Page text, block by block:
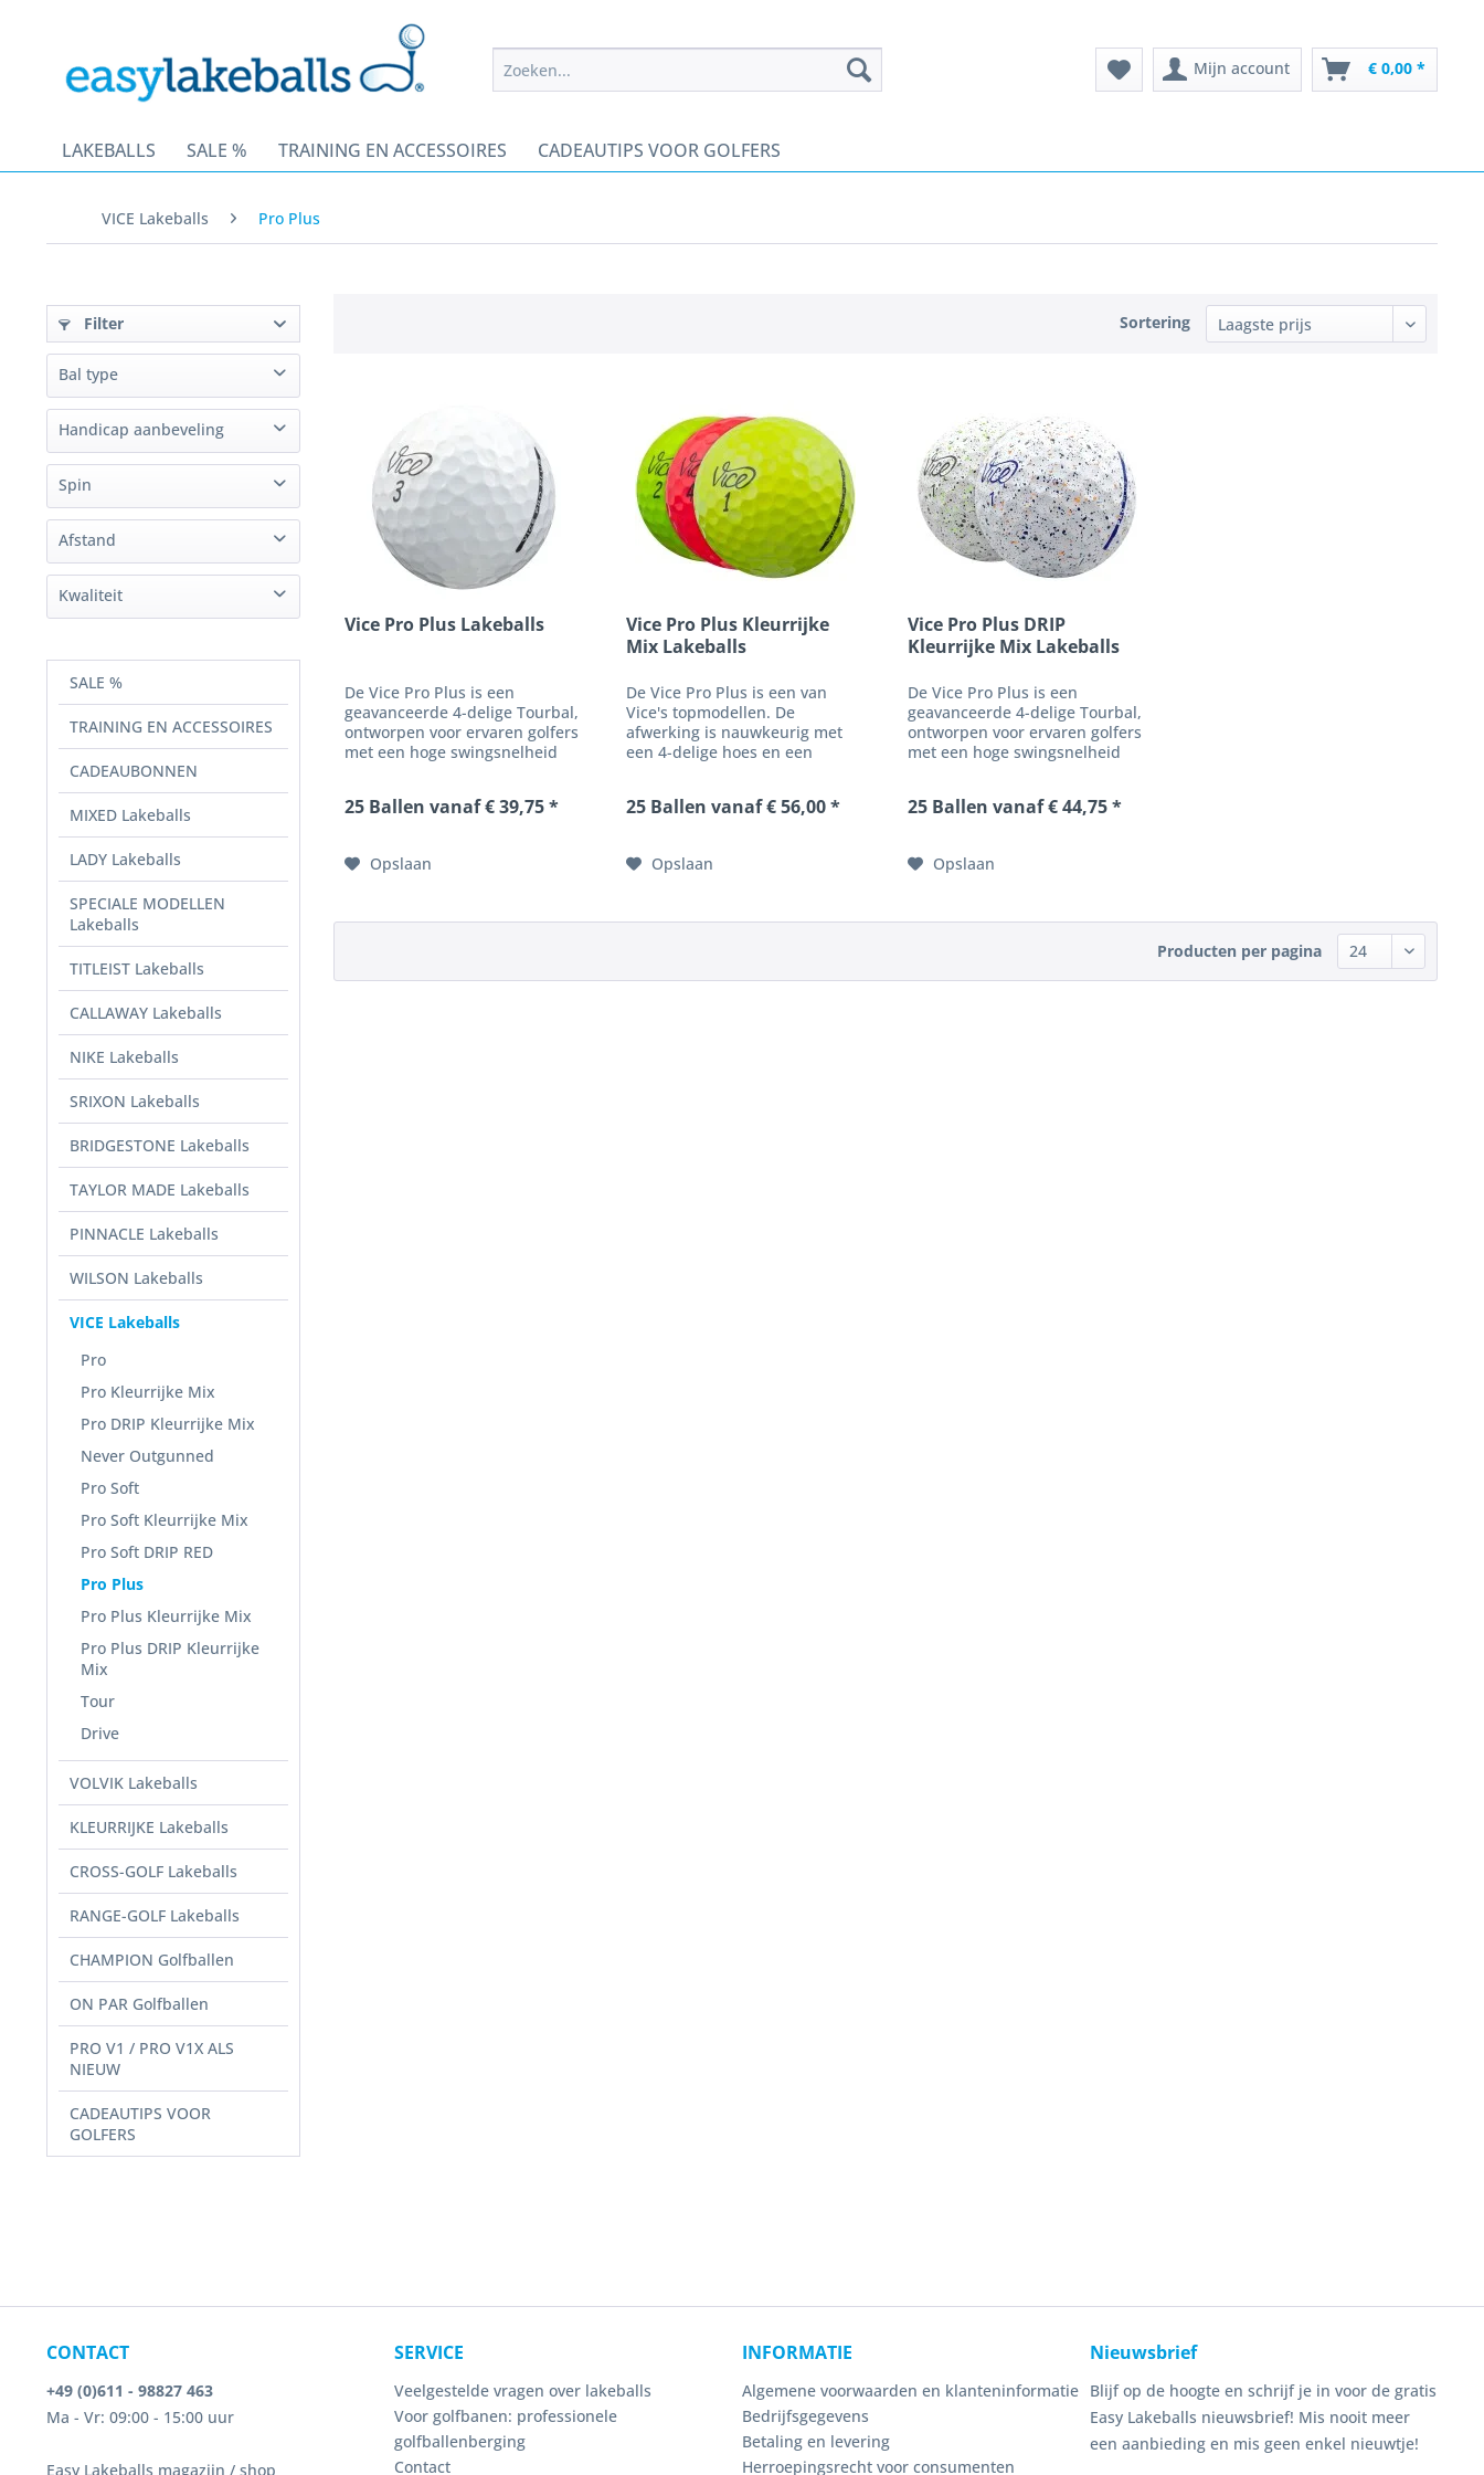
Mijn account € 0,00 *
LAKEBALLS SALE % TRAINING EN ACCESSOIRES CADEAUTIPS VOOR GOLFERS
VICE Lakeballs Pro Plus
Filter
Bal type
3-piece(1)
4-piece(2)
Handicap aanbeveling
vanaf 27(3)
vanaf 36
vanaf 9(3)
Spin
veel
Afstand
zeer ver
ver(1)
Kwaliteit
Kwaliteit AAAA / AAA
Kwaliteit AAA / AA(3)
SALE %
TRAINING EN ACCESSOIRES
CADEAUBONNEN
MIXED Lakeballs
LADY Lakeballs
SPECIALE MODELLEN
Lakeballs
TITLEIST Lakeballs
CALLAWAY Lakeballs
NIKE Lakeballs
SRIXON Lakeballs
BRIDGESTONE Lakeballs
TAYLOR MADE Lakeballs
PINNACLE Lakeballs
WILSON Lakeballs
VICE Lakeballs
Pro
Pro Kleurrijke Mix
Pro DRIP Kleurrijke Mix
Never Outgunned
Pro Soft
Pro Soft Kleurrijke Mix
Pro Soft DRIP RED
Pro Plus
Pro Plus Kleurrijke Mix
Pro Plus DRIP Kleurrijke
Mix
Tour
Drive
VOLVIK Lakeballs
KLEURRIJKE Lakeballs
CROSS-GOLF Lakeballs
RANGE-GOLF Lakeballs
CHAMPION Golfballen
ON PAR Golfballen
PRO V1 / PRO V1X ALS
NIEUW
CADEAUTIPS VOOR
GOLFERS
Sortering
Vice Pro Plus Lakeballs
De Vice Pro Plus is een
geavanceerde 4-delige Tourbal,
ontworpen voor ervaren golfers
met een hoge swingsnelheid
prestaties in het korte spel
lagen met...
25 Ballen vanaf € 39,75 *
Opslaan
Vice Pro Plus Kleurrijke
Mix Lakeballs
De Vice Pro Plus is een van
Vice's topmodellen. De
afwerking is nauwkeurig met
een 4-delige hoes en een
schittert met enorme afstanden
het Pro-model voelt...
25 Ballen vanaf € 56,00 *
Opslaan
Vice Pro Plus DRIP
Kleurrijke Mix Lakeballs
De Vice Pro Plus is een
geavanceerde 4-delige Tourbal,
ontworpen voor ervaren golfers
met een hoge swingsnelheid
prestaties in het korte spel
lagen met...
25 Ballen vanaf € 44,75 *
Opslaan
Producten per pagina
CONTACT
+49 (0)611 - 98827 463
Ma - Vr: 09:00 - 15:00 uur
Easy Lakeballs magazijn / shop
SERVICE
Veelgestelde vragen over lakeballs
Voor golfbanen: professionele
golfballenberging
Contact
INFORMATIE
Algemene voorwaarden en klanteninformatie
Bedrijfsgegevens
Betaling en levering
Herroepingsrecht voor consumenten
Nieuwsbrief
Blijf op de hoogte en schrijf je in voor de gratis
Easy Lakeballs nieuwsbrief! Mis nooit meer
een aanbieding en mis geen enkel nieuwtje!